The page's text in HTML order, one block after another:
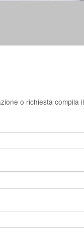
o richiesta compila